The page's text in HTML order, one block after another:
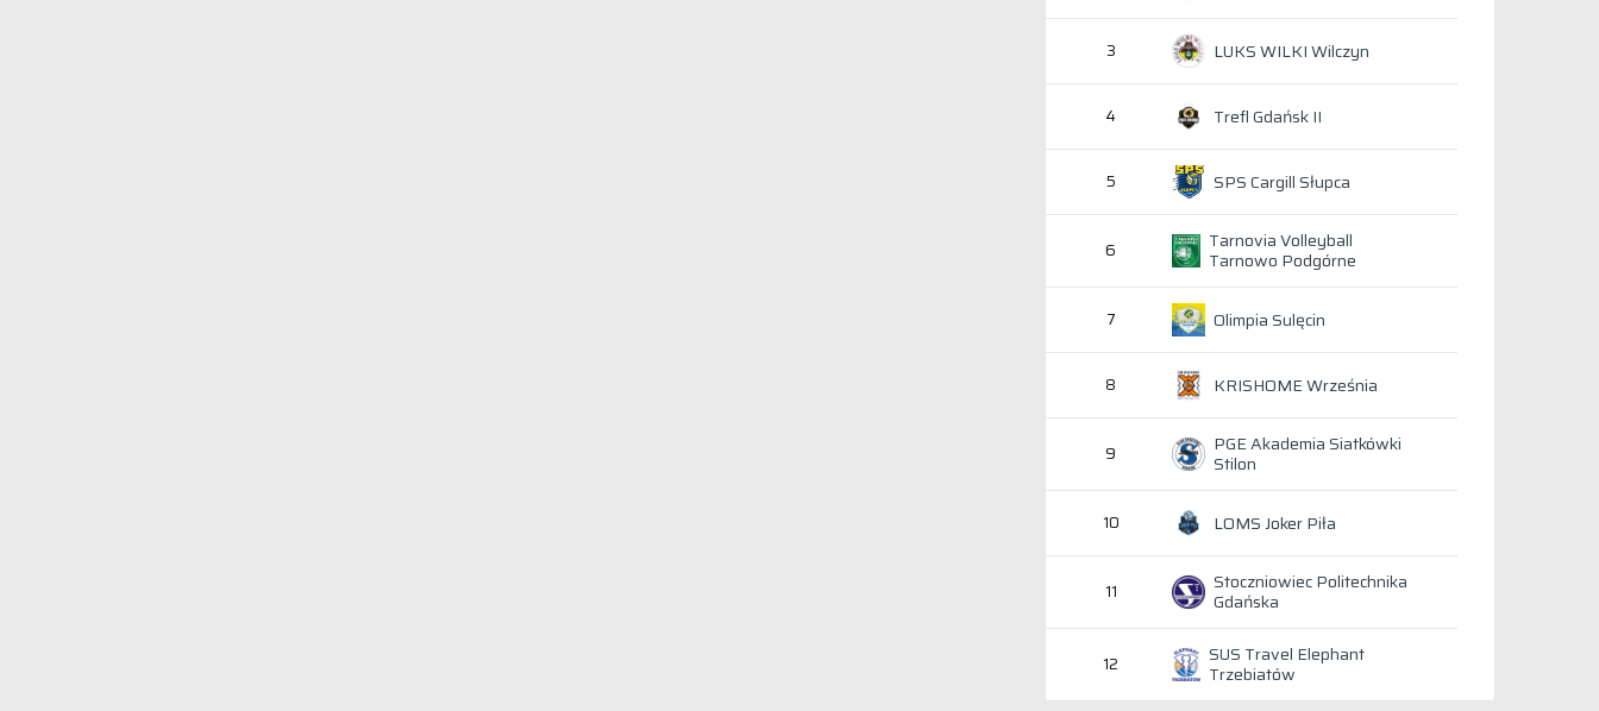
3 LUKS WILKI Wilczyn
4 Trefl Gdańsk II
5 SPS Cargill Słupca
6 Tarnovia Volleyball
Tarnowo Podgórne
7 Olimpia Sulęcin
8 KRISHOME Września
9 PGE Akademia Siatkówki
Stilon
10 LOMS Joker Piła
11 Stoczniowiec Politechnika
Gdańska
12 SUS Travel Elephant
Trzebiatów